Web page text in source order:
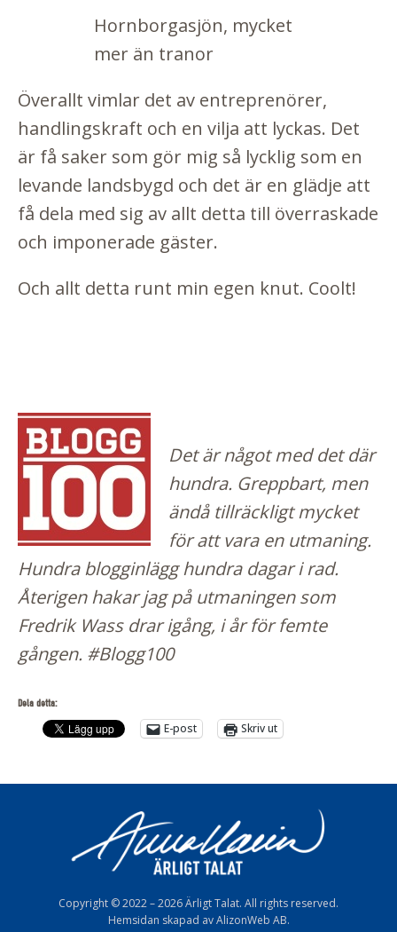
Hornborgasjön, mycket
mer än tranor
Överallt vimlar det av entreprenörer,
handlingskraft och en vilja att lyckas. Det
är få saker som gör mig så lycklig som en
levande landsbygd och det är en glädje att
få dela med sig av allt detta till överraskade
och imponerade gäster.
Och allt detta runt min egen knut. Coolt!
Det är något med det där
hundra. Greppbart, men
ändå tillräckligt mycket
för att vara en utmaning.
Hundra blogginlägg hundra dagar i rad.
Återigen hakar jag på utmaningen som
Fredrik Wass drar igång, i år för femte
gången. #Blogg100
Dela detta:
E-post Skriv ut
Copyright © 2022 – 2026 Ärligt Talat. All rights reserved.
Hemsidan skapad av AlizonWeb AB.